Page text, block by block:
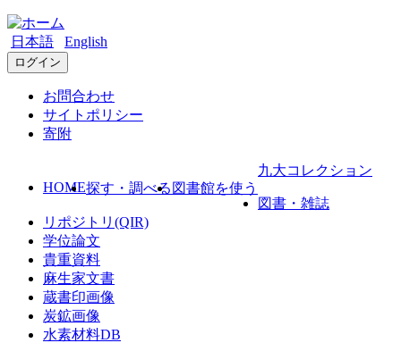
日本語 English
ログイン
お問合わせ
サイトポリシー
寄附
HOME探す・調べる 図書館を使う
九大コレクション
図書・雑誌
リポジトリ(QIR)
学位論文
貴重資料
麻生家文書
蔵書印画像
炭鉱画像
水素材料DB